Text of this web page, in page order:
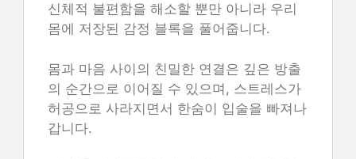
신체적 불편함을 해소할 뿐만 아니라 우리
몸에 저장된 감정 블록을 풀어줍니다.
몸과 마음 사이의 친밀한 연결은 깊은 방출
의 순간으로 이어질 수 있으며, 스트레스가
허공으로 사라지면서 한숨이 입술을 빠져나
갑니다.